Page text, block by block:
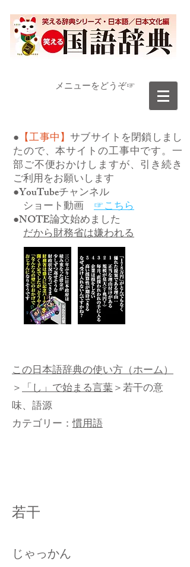
​メニューをどうぞ☞
● 【工事中】サブサイトを閉鎖しまし
たので、本サイトの工事中です。一
部ご不便おかけしますが、引き続き
ご利用をお願いします
●YouTubeチャンネル
ショート動画 ☞こちら
●NOTE論文始めました
だから財務省は嫌われる
この日本語辞典の使い方（ホーム）
＞「し」で始まる言葉＞若干の意
味、語源
カテゴリー：慣用語
若干
じゃっかん